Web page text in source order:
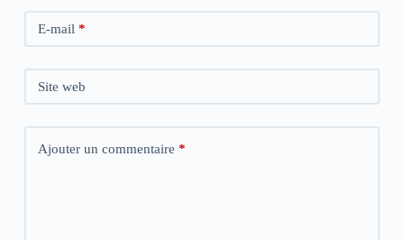
E-mail *
Site web
Ajouter un commentaire *